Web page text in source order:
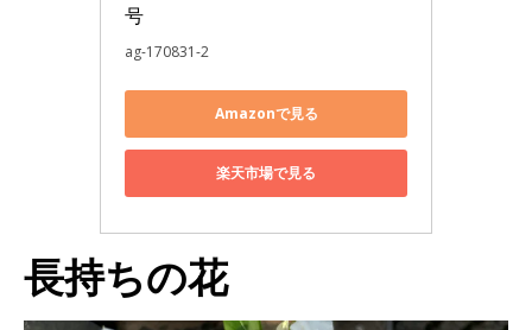
号
ag-170831-2
Amazonで見る
楽天市場で見る
長持ちの花